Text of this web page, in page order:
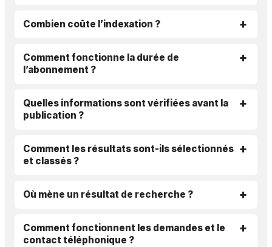
Combien coûte l’indexation ?
Comment fonctionne la durée de
l’abonnement ?
Quelles informations sont vérifiées avant la
publication ?
Comment les résultats sont-ils sélectionnés
et classés ?
Où mène un résultat de recherche ?
Comment fonctionnent les demandes et le
contact téléphonique ?